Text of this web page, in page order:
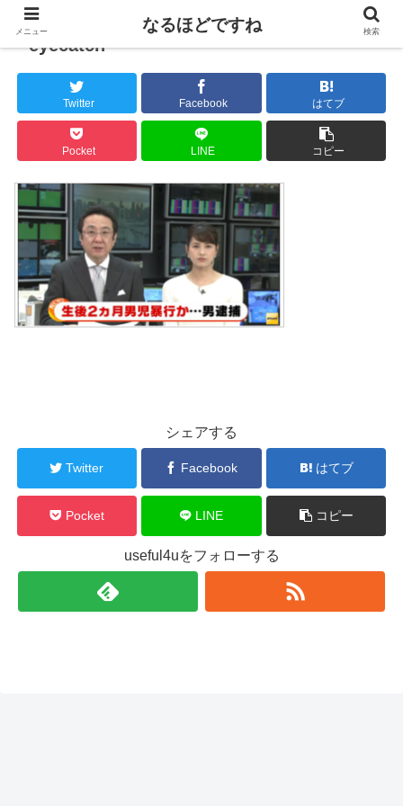
eyecatch
Twitter Facebook はてブ
Pocket LINE コピー
シェアする
Twitter Facebook はてブ
Pocket LINE コピー
useful4uをフォローする
メニュー なるほどですね 検索